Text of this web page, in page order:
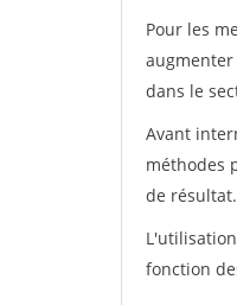
Pour les
dans le
Avant
méthodes
de résultat.
fonction